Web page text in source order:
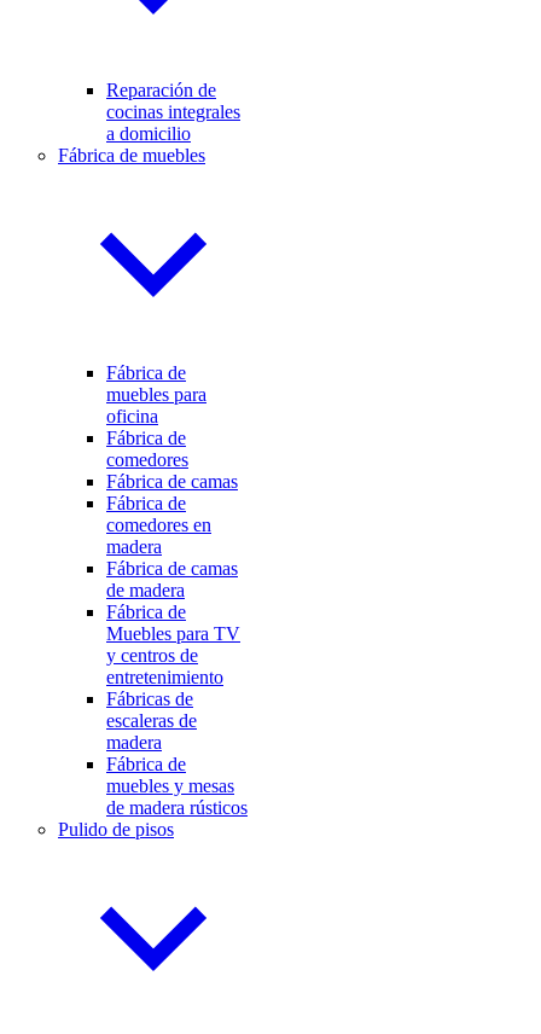
Reparación de
cocinas integrales
a domicilio
Fábrica de muebles
Fábrica de
muebles para
oficina
Fábrica de
comedores
Fábrica de camas
Fábrica de
comedores en
madera
Fábrica de camas
de madera
Fábrica de
Muebles para TV
y centros de
entretenimiento
Fábricas de
escaleras de
madera
Fábrica de
muebles y mesas
de madera rústicos
Pulido de pisos